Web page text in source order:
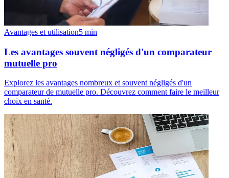
Avantages et utilisation5 min
Les avantages souvent négligés d'un comparateur
mutuelle pro
Explorez les avantages nombreux et souvent négligés d'un
comparateur de mutuelle pro. Découvrez comment faire le meilleur
choix en santé.